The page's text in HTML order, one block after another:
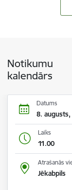
Notikumu
kalendārs
Datums
8.
Laiks
11.00
Atrašanās
Jēkabpils